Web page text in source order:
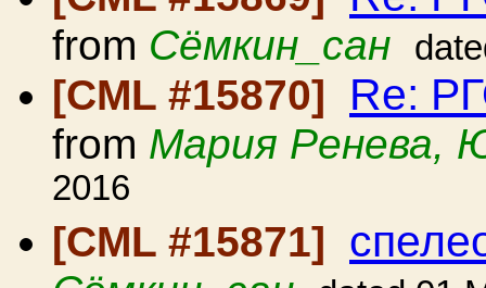
from Сёмкин_сан
[CML #15870] Re:
from Мария Ренева,
2016
[CML #15871]